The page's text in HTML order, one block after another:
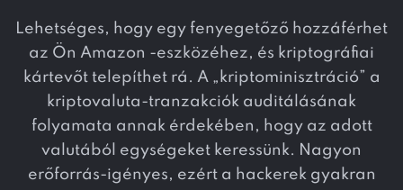
Lehetséges, hogy egy fenyegetőző hozzáférhet
az Ön Amazon -eszközéhez, és kriptográfiai
kártevőt telepíthet rá. A „kriptominisztráció” a
kriptovaluta-tranzakciók auditálásának
folyamata annak érdekében, hogy az adott
valutából egységeket keressünk. Nagyon
erőforrás-igényes, ezért a hackerek gyakran